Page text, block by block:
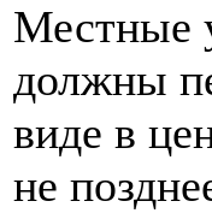
Местные
должны
виде в
не